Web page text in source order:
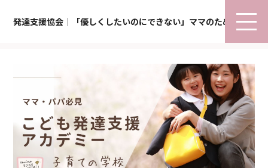
発達支援協会｜「優しくしたいのにできない」ママのための子育て